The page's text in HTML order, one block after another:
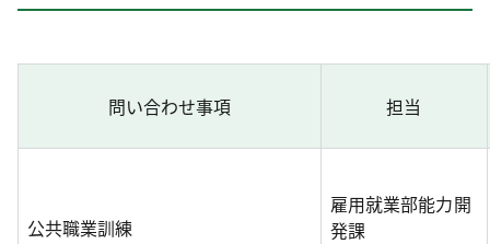
問い合わせ事項 担当
公共職業訓練
雇用就業部能力開
発課